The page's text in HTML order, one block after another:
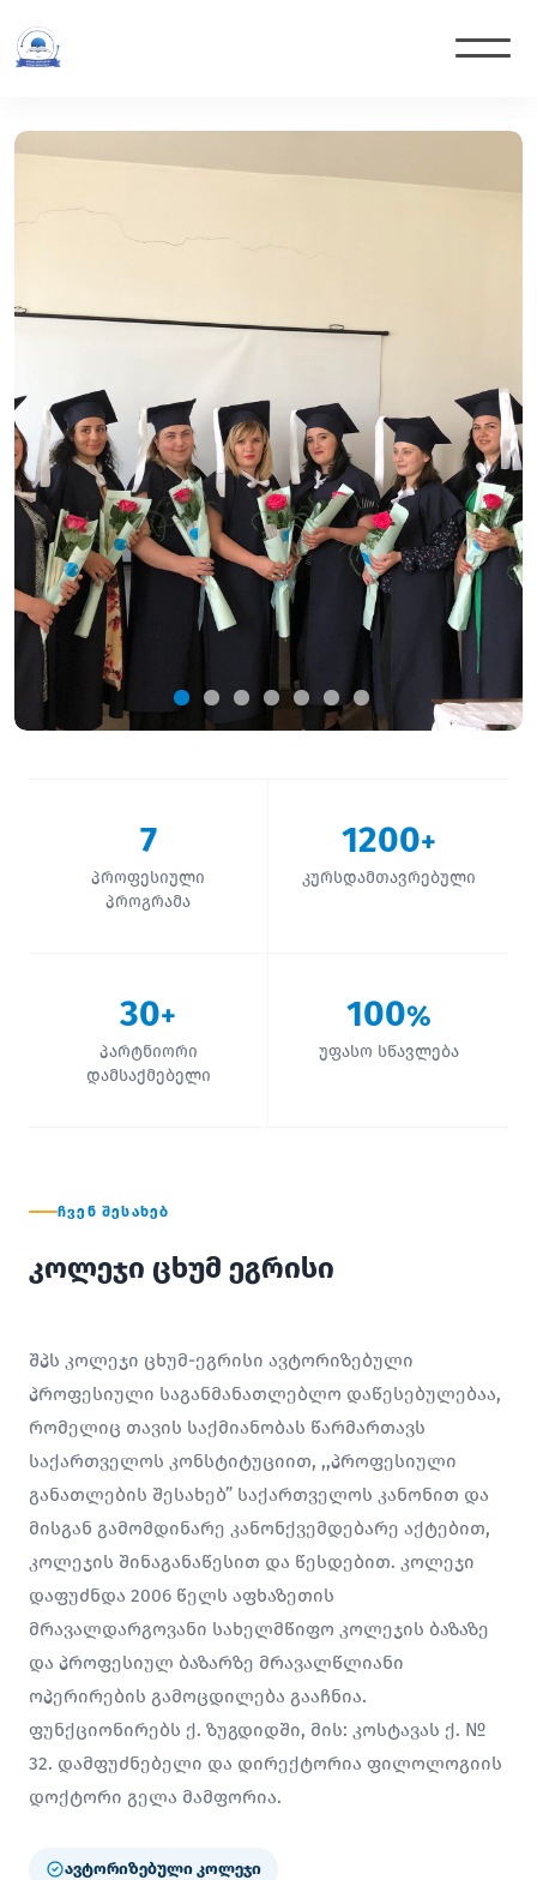
7
პროფესიული
პროგრამა
1200+
კურსდამთავრებული
30+
პარტნიორი
დამსაქმებელი
100%
უფასო სწავლება
ᲩᲕᲔᲜ ᲨᲔᲡᲐᲮᲔᲑ
კოლეჯი ცხუმ ეგრისი
შპს კოლეჯი ცხუმ-ეგრისი ავტორიზებული
პროფესიული საგანმანათლებლო დაწესებულებაა,
რომელიც თავის საქმიანობას წარმართავს
საქართველოს კონსტიტუციით, ,,პროფესიული
განათლების შესახებ” საქართველოს კანონით და
მისგან გამომდინარე კანონქვემდებარე აქტებით,
კოლეჯის შინაგანაწესით და წესდებით. კოლეჯი
დაფუძნდა 2006 წელს აფხაზეთის
მრავალდარგოვანი სახელმწიფო კოლეჯის ბაზაზე
და პროფესიულ ბაზარზე მრავალწლიანი
ოპერირების გამოცდილება გააჩნია.
ფუნქციონირებს ქ. ზუგდიდში, მის: კოსტავას ქ. №
32. დამფუძნებელი და დირექტორია ფილოლოგიის
დოქტორი გელა მამფორია.
ავტორიზებული კოლეჯი